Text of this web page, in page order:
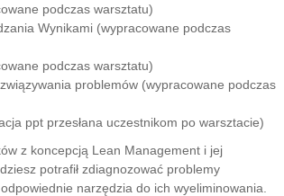
podczas warsztatu)
Wynikami (wypracowane podczas
podczas warsztatu)
problemów (wypracowane podczas
ppt przesłana uczestnikom po warsztacie)
z koncepcją Lean Management i jej
potrafił zdiagnozować problemy
narzędzia do ich wyeliminowania.